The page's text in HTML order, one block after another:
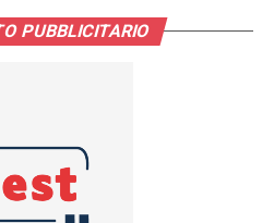
PUBBLICITARIO